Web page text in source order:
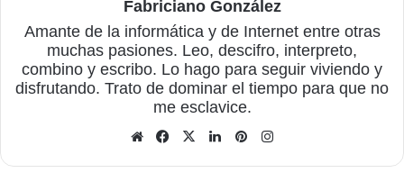
Fabriciano González
Amante de la informática y de Internet entre otras
muchas pasiones. Leo, descifro, interpreto,
combino y escribo. Lo hago para seguir viviendo y
disfrutando. Trato de dominar el tiempo para que no
me esclavice.
Sitio
Facebook
X LinkedInPinterest